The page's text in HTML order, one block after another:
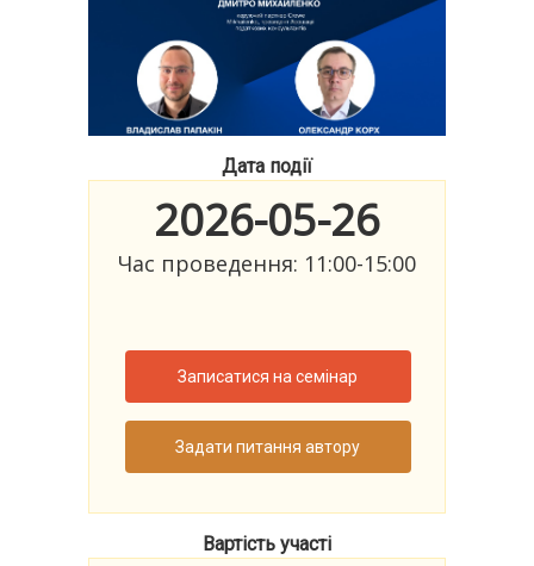
Дата події
2026-05-26
Час проведення: 11:00-15:00
Записатися на семінар
Задати питання автору
Вартість участі